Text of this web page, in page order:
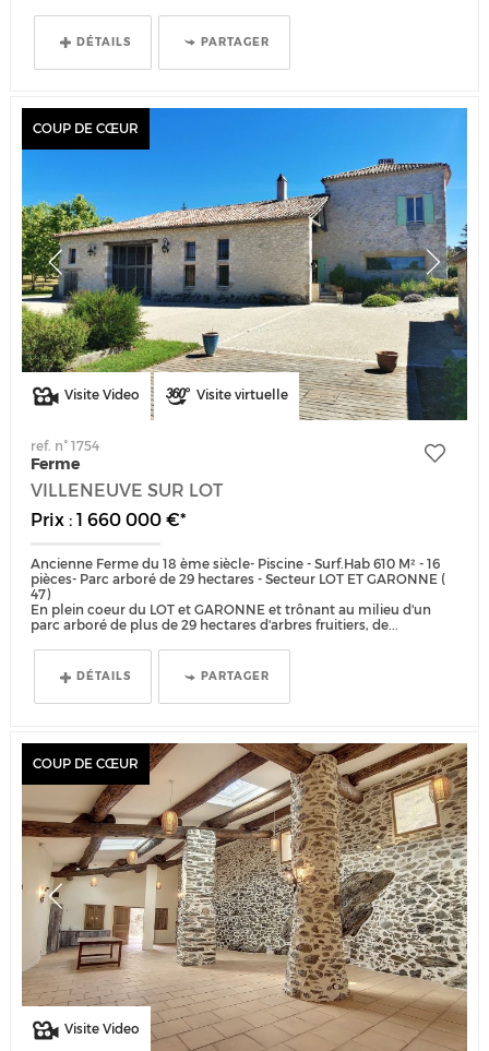
DÉTAILS PARTAGER
Visite Video Visite virtuelle
COUP DE CŒUR
ref. n° 1754
Ferme
VILLENEUVE SUR LOT
Prix : 1 660 000 €*
Ancienne Ferme du 18 ème siècle- Piscine - Surf.Hab 610 M² - 16
pièces- Parc arboré de 29 hectares - Secteur LOT ET GARONNE (
47)
En plein coeur du LOT et GARONNE et trônant au milieu d'un
parc arboré de plus de 29 hectares d'arbres fruitiers, de...
DÉTAILS PARTAGER
Visite Video
COUP DE CŒUR